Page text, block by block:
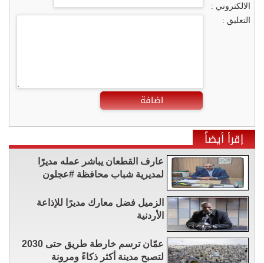
الالكتروني :
التعليق :
اضافة
إقرأ أيضاً
عارف القطعان يباشر عمله مديرًا
لمديرية شباب محافظة #عجلون
الزميل فضل معارك مديرًا للإذاعة
الأردنية
عمّان ترسم خارطة طريق حتى 2030
لتصبح مدينة أكثر ذكاءً ومرونة